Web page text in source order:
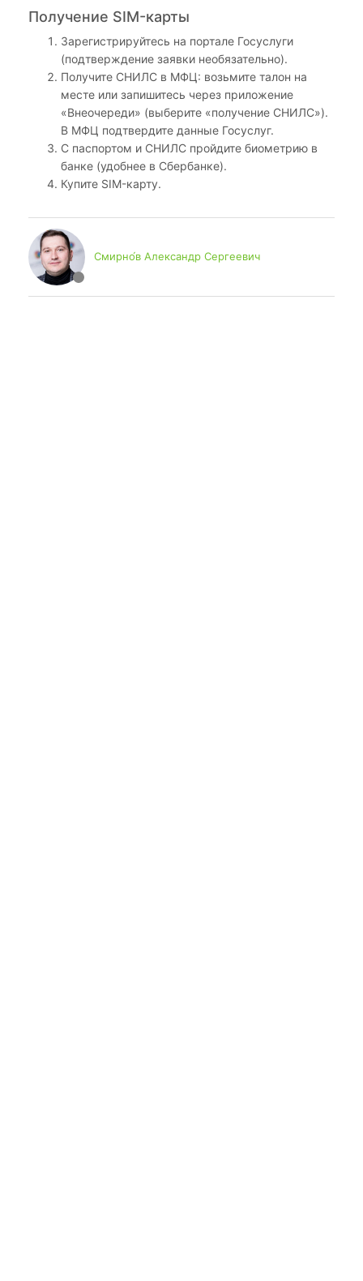
Получение SIM-карты
Зарегистрируйтесь на портале Госуслуги
(подтверждение заявки необязательно).
Получите СНИЛС в МФЦ: возьмите талон на
месте или запишитесь через приложение
«Внеочереди» (выберите «получение СНИЛС»).
В МФЦ подтвердите данные Госуслуг.
С паспортом и СНИЛС пройдите биометрию в
банке (удобнее в Сбербанке).
Купите SIM-карту.
Смирно́в Александр Сергеевич